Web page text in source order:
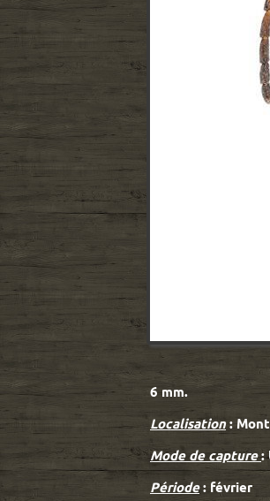
6 mm.
Localisation:
Mode de capture:
Période: février